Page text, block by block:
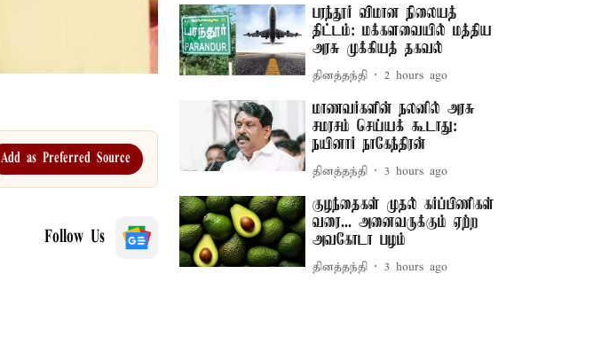
Add as Preferred Source
Follow Us
பரந்தூர் விமான நிலையத்
திட்டம்: மக்களவையில் மத்திய
அரசு முக்கியத் தகவல்
தினத்தந்தி 2 hours ago
மாணவர்களின் நலனில் அரசு
சமரசம் செய்யக் கூடாது:
நயினார் நாகேந்திரன்
தினத்தந்தி 3 hours ago
குழந்தைகள் முதல் கர்ப்பிணிகள்
வரை... அனைவருக்கும் ஏற்ற
அவகோடா பழம்
தினத்தந்தி 3 hours ago